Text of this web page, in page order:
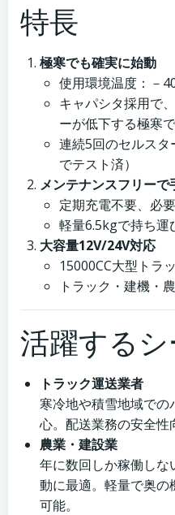
特長
極寒でも確実に始動
使用環境温度：－
キャパシタ採用で
ーが低下する極寒
連続5回のセルスタ
でテスト済）
メンテナンスフリーで
定期充電不要、必
軽量6.5kgで持ち運
大容量12V/24V対応
15000CC大型トラ
トラック・建機・
活躍するシ
トラック運送業者
寒冷地や積雪地域で
心。配送業務の安全性
農業・建設業
年に数回しか稼働し
動に最適。軽量で奥
可能。